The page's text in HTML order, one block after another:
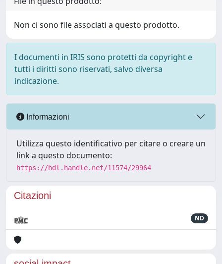
Non ci sono file associati a questo prodotto.
I documenti in IRIS sono protetti da copyright e
tutti i diritti sono riservati, salvo diversa
indicazione.
Informazioni
Utilizza questo identificativo per citare o creare un
link a questo documento:
https://hdl.handle.net/11574/29964
Citazioni
ND